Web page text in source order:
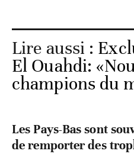
Lire aussi :
El Ouahdi:
champions du
Les Pays-Bas sont
de remporter des